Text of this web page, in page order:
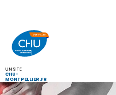
UN SITE
CHU-
MONTPELLIER.FR